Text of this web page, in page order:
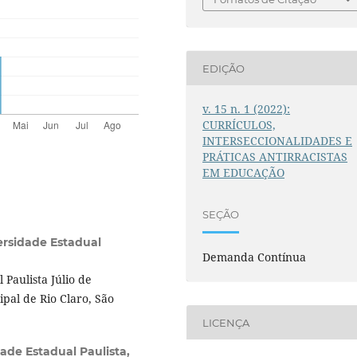
Estadual
Júlio de
de Rio Claro, São
Estadual Paulista,
EDIÇÃO
v. 15 n. 1 (2022):
CURRÍCULOS,
INTERSECCIONALIDADES E
PRÁTICAS ANTIRRACISTAS
EM EDUCAÇÃO
SEÇÃO
Demanda Contínua
LICENÇA